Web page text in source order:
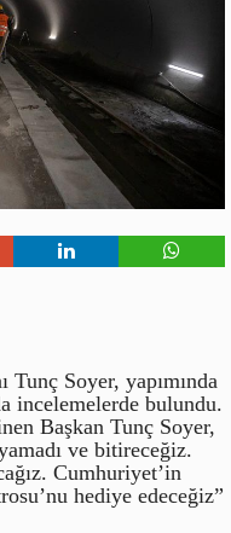
Soyer, yapımında
incelemelerde bulundu.
Başkan Tunç Soyer,
ve bitireceğiz.
Cumhuriyet’in
hediye edeceğiz”